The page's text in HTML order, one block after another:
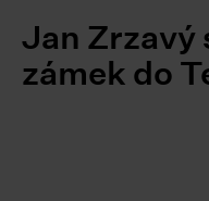
Jan Zrzavý
zámek do